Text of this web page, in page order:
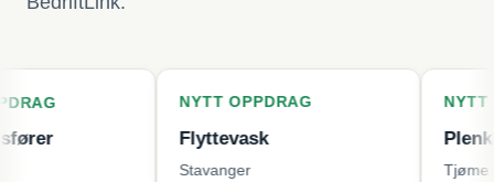
NYTT OPPDRAG
Flyttevask
NYTT
Plenklipping